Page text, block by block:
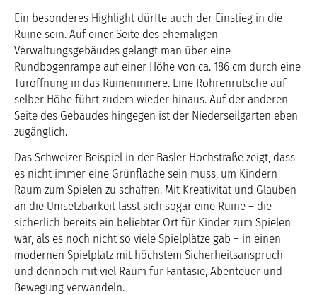
Ein besonderes Highlight dürfte auch der Einstieg in die
Ruine sein. Auf einer Seite des ehemaligen
Verwaltungsgebäudes gelangt man über eine
Rundbogenrampe auf einer Höhe von ca. 186 cm durch eine
Türöffnung in das Ruineninnere. Eine Röhrenrutsche auf
selber Höhe führt zudem wieder hinaus. Auf der anderen
Seite des Gebäudes hingegen ist der Niederseilgarten eben
zugänglich.
Das Schweizer Beispiel in der Basler Hochstraße zeigt, dass
es nicht immer eine Grünfläche sein muss, um Kindern
Raum zum Spielen zu schaffen. Mit Kreativität und Glauben
an die Umsetzbarkeit lässt sich sogar eine Ruine – die
sicherlich bereits ein beliebter Ort für Kinder zum Spielen
war, als es noch nicht so viele Spielplätze gab – in einen
modernen Spielplatz mit höchstem Sicherheitsanspruch
und dennoch mit viel Raum für Fantasie, Abenteuer und
Bewegung verwandeln.